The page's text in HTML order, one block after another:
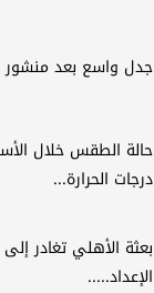
جدل واسع بعد منشور
حالة الطقس خلال
درجات الحرارة...
بعثة الأهلي تغادر
الإعداد.....